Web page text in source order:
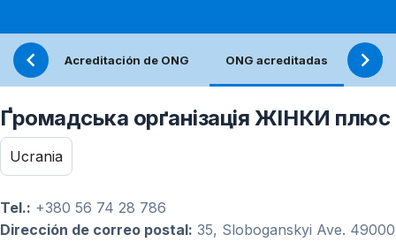
Acreditación de ONG ONG acreditadas
Ґромадська орґанізація ЖІНКИ плюс
Ucrania
Tel.: +380 56 74 28 786
Dirección de correo postal: 35, Sloboganskyi Ave. 49000